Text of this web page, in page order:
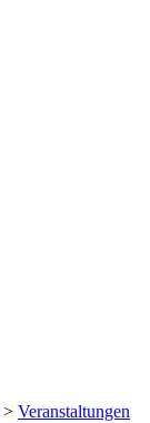
> Veranstaltungen